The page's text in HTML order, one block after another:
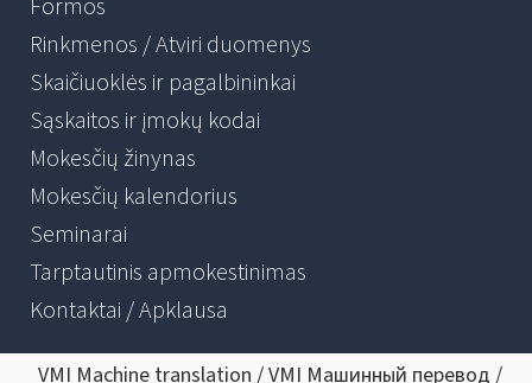
Formos
Rinkmenos / Atviri duomenys
Skaičiuoklės ir pagalbininkai
Sąskaitos ir įmokų kodai
Mokesčių žinynas
Mokesčių kalendorius
Seminarai
Tarptautinis apmokestinimas
Kontaktai / Apklausa
VMI Machine translation / VMI Машинный перевод /